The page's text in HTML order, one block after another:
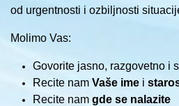
od urgentnosti i ozbiljnosti
Molimo Vas:
Govorite jasno, razgovetno i
Recite nam Vaše ime i
Recite nam gde se nalazite